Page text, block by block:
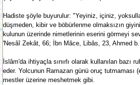
Hadiste şöyle buyurulur: "Yeyiniz, içiniz,
düşmeden, kibir ve böbürlenme olmaksızın
kulunun üzerinde nimetlerinin eserini görmeyi
'Nesâî Zekât, 66; İbn Mâce, Libâs, 23, Ahmed
İslâm'da ihtiyaçla sınırlı olarak kullanılan bazı
eder. Yolcunun Ramazan günü oruç tutmaması
mestler üzerine meshetmek gibi.